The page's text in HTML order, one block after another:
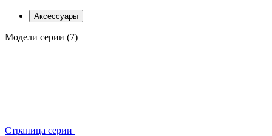
Аксессуары
Модели серии (7)
Страница серии